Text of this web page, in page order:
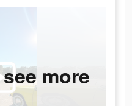
more